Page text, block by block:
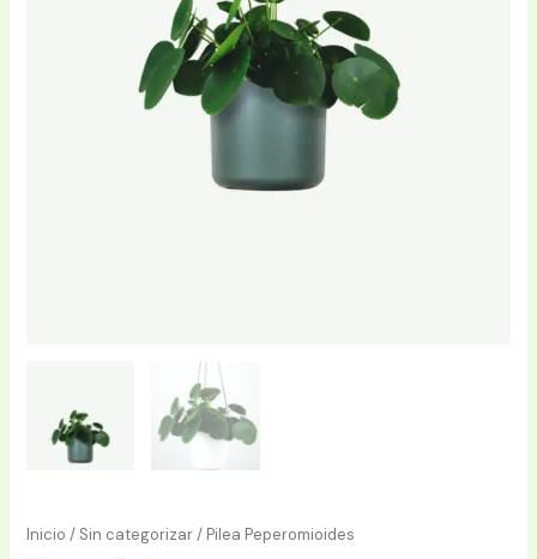
Inicio / Sin categorizar/ Pilea Peperomioides